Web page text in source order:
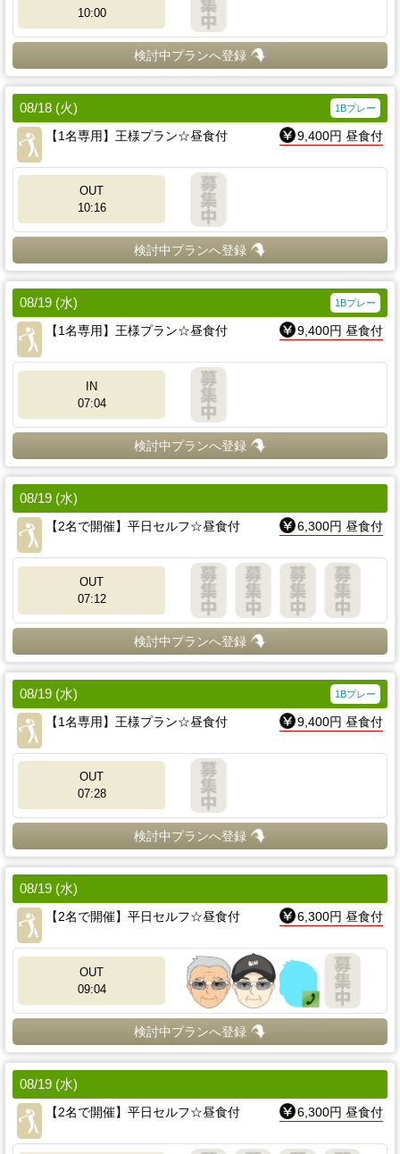
10:00
検討中プランへ登録
08/18 (火) 1Bプレー
【1名専用】王様プラン☆昼食付 9,400円 昼食付
OUT
10:16
検討中プランへ登録
08/19 (水) 1Bプレー
【1名専用】王様プラン☆昼食付 9,400円 昼食付
IN
07:04
検討中プランへ登録
08/19 (水)
【2名で開催】平日セルフ☆昼食付
6,300円 昼食付
OUT
07:12
検討中プランへ登録
08/19 (水) 1Bプレー
【1名専用】王様プラン☆昼食付 9,400円 昼食付
OUT
07:28
検討中プランへ登録
08/19 (水)
【2名で開催】平日セルフ☆昼食付
6,300円 昼食付
OUT
09:04
検討中プランへ登録
08/19 (水)
【2名で開催】平日セルフ☆昼食付
6,300円 昼食付